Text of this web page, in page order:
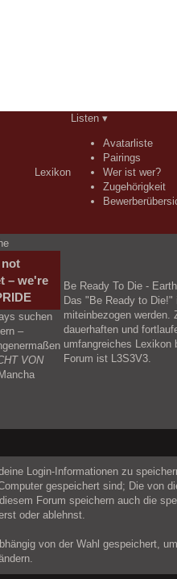
Lexikon
Listen ▾
Avatarliste
Pairings
Wer ist wer?
Zugehörigkeit
– we're
suchen
–
VON
Be Ready To Die -
Das "Be Ready to
miteinbezogen werden.
dauerhaften und
umfangreiches Lexikon
Forum ist L3S3V3.
Login-Informationen zu
gespeichert sind; Die von
Forum speichern auch die
oder ablehnst.
von der Wahl gespeichert,